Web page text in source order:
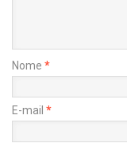
Nome *
E-mail *